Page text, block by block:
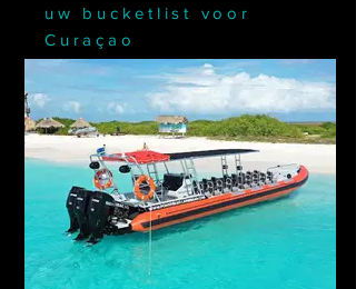
uw bucketlist voor
Curaçao